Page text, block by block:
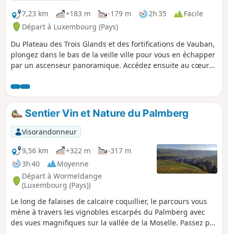
7,23 km
+183 m -179 m 2h 35
Facile
Départ à Luxembourg (Pays)
Du Plateau des Trois Glands et des fortifications de Vauban,
plongez dans le bas de la veille ville pour vous en échapper
par un ascenseur panoramique. Accédez ensuite au cœur
chemin de la corniche jusqu'au Plateau du St-Esprit.
Découvrez la place de la Gelle Fra puis aventurez vous dans
la passerelle suspendue sous le Pont Adolphe. Si vous êtes
tentés, allez jusqu'au ancien bâtiment de l'ARBED,
aujourd'hui siège de la SpuerKeess. Terminez votre escape
par une petite étape en tram jusqu'au forum Hamilius d'où
vous pourrez facilement accéder à la Place d'armes, au
palais Grand Ducal et à la place Guillaume. Ces deux
dernières places vous offrant de très nombreux cafés et
restaurants pour tous les budgets.
Sentier Vin et Nature du Palmberg
Visorandonneur
9,56 km
+322 m
-317 m
3h 40
Moyenne
Départ à Wormeldange
(Luxembourg (Pays))
Le long de falaises de calcaire coquillier, le parcours vous
mène à travers les vignobles escarpés du Palmberg avec
des vues magnifiques sur la vallée de la Moselle. Passez par